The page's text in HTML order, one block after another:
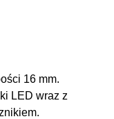
16 mm.
LED wraz z